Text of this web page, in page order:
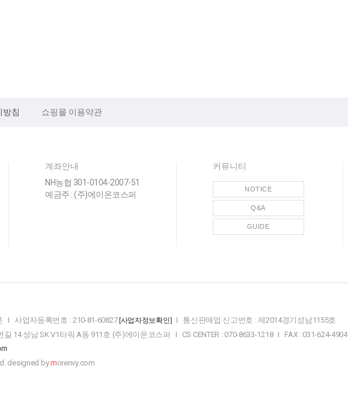
방침 쇼핑몰 이용약관
계좌안내
NH농협 301-0104-2007-51
예금주 : (주)에이온코스퍼
커뮤니티
NOTICE
Q&A
GUIDE
I 사업자등록번호 : 210-81-60827 [사업자정보확인]I 통신판매업 신고번호 : 제2014경기성남1155호
14 성남 SK V1타워 A동 911호 (주)에이온코스퍼 I CS CENTER : 070-8633-1218 I FAX : 031-624-4904
designed bymorenvy.com